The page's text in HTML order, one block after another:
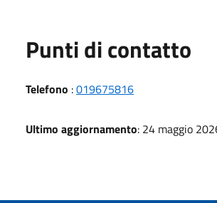
Punti di contatto
Telefono :019675816
Ultimo aggiornamento: 24 maggio